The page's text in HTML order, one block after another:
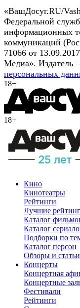
«ВашДосуг.RU/
Федеральной
информационных
коммуникаций
71066 от
Медиа».
персональных
18+
18+
Кино
Кинотеатры
Рейтинги
Лучшие
Каталог
Каталог
Подборки по
Каталог персон
Обзоры и статьи
Концерты
Концертная
Концертные
Фестивали
Рейтинги